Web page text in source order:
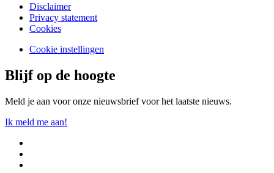
Disclaimer
Privacy statement
Cookies
Cookie instellingen
Blijf op de hoogte
Meld je aan voor onze nieuwsbrief voor het laatste nieuws.
Ik meld me aan!